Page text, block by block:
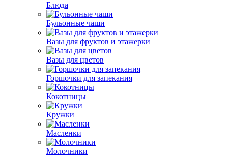
Блюда
Бульонные чаши
Вазы для фруктов и этажерки
Вазы для цветов
Горшочки для запекания
Кокотницы
Кружки
Масленки
Молочники